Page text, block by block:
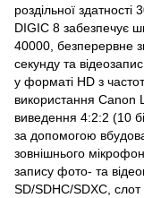
роздільної
DIGIC 8 забезпечує
40000, безперервне
секунду та
у форматі HD з
використання Canon
виведення 4:2:2 (10
за допомогою
зовнішнього
запису фото- та
SD/SDHC/SDXC,